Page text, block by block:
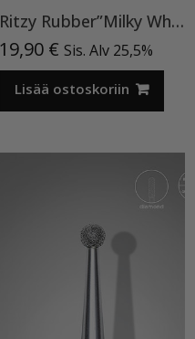
Ritzy Rubber”Milky White”11 , alusgeeli
19,90 € Sis. Alv 25,5%
Lisää ostoskoriin